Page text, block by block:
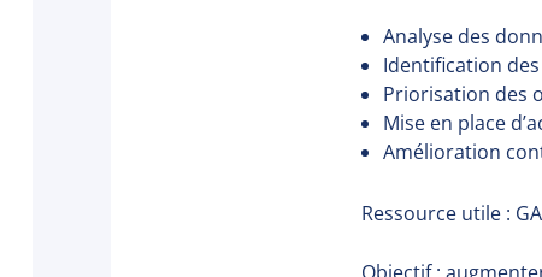
Analyse des
Identification
Priorisation des
Mise en place
Amélioration
Ressource utile :